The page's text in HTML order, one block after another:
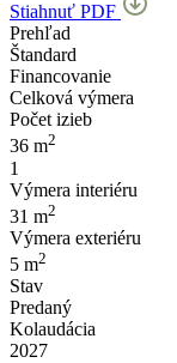
Stiahnuť PDF
Prehľad
Štandard
Financovanie
Celková výmera
Počet izieb
36 m2
1
Výmera interiéru
31 m2
Výmera exteriéru
5 m2
Stav
Predaný
Kolaudácia
2027